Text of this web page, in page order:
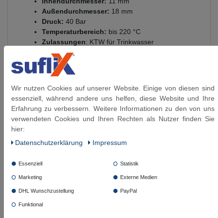
Außendurchmesser: 18 mm
Druck: 40 Bar
Temperaturbereich: bis 220 °C
Zulassungen: KTW für Trinkwasser
& Gasversorgung, TA Luft, DVGW & BAM
für Schraubverbindungen mit Flachsitz
Standard Packs:
Diese Artikel könnten Sie auch interessieren:
Artikelpaket
Flachdichtung 2'' DN50 Fiberdichtung
ab 17,79 € *
Wir nutzen Cookies auf unserer Website. Einige von diesen sind
essenziell, während andere uns helfen, diese Website und Ihre
Erfahrung zu verbessern. Weitere Informationen zu den von uns
verwendeten Cookies und Ihren Rechten als Nutzer finden Sie
hier:
Daten­schutz­erklärung
Impressum
Essenziell Statistik
Marketing Externe Medien
DHL Wunschzustellung PayPal
Funktional